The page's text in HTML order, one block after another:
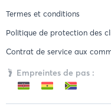
Termes et conditions
Politique de protection des
Contrat de service aux
Empreintes de pas :